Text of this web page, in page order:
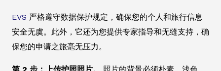
EVS 严格遵守数据保护规定，确保您的个人和旅行信息
安全无虞。此外，它还为您提供专家指导和无缝支持，确
保您的申请之旅毫无压力。